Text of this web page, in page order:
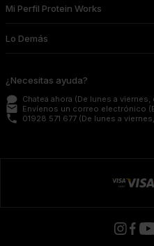
Mi Perfil Protein Works
Lo Demás
¿Necesitas ayuda?
Chatea ahora (De lunes a viernes,
email Envíenos un correo electrónico
phone 01928 571 677 (De lunes a